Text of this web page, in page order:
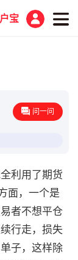
宝
问一问
利用了期货
面，一个是
者不想平仓
行走，损失
子，这样除